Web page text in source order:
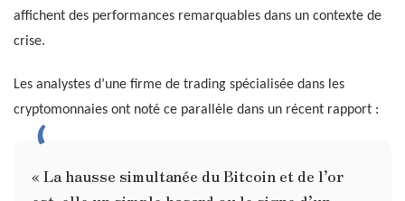
affichent des performances remarquables dans un contexte de
crise.
Les analystes d’une firme de trading spécialisée dans les
cryptomonnaies ont noté ce parallèle dans un récent rapport :
« La hausse simultanée du Bitcoin et de l’or